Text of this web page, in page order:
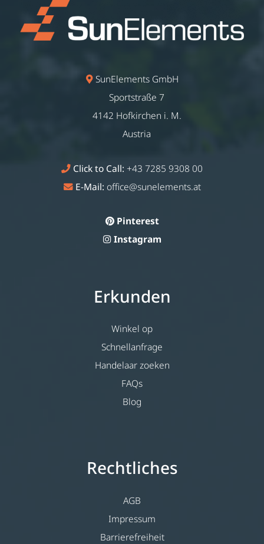
SunElements GmbH
Sportstraße 7
4142 Hofkirchen i. M.
Austria
Click to Call: +43 7285 9308 00
E-Mail: office@sunelements.at
Pinterest
Instagram
Erkunden
Winkel op
Schnellanfrage
Handelaar zoeken
FAQs
Blog
Rechtliches
AGB
Impressum
Barrierefreiheit